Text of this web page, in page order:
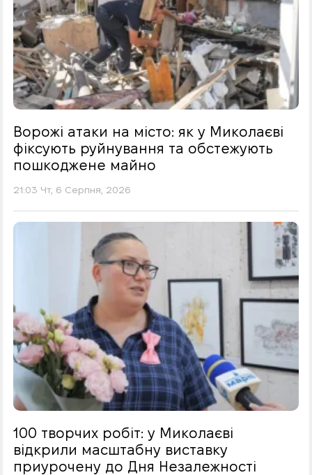
Ворожі атаки на місто: як у Миколаєві
фіксують руйнування та обстежують
пошкоджене майно
21:03 Чт, 6 Серпня, 2026
100 творчих робіт: у Миколаєві
відкрили масштабну виставку
приурочену до Дня Незалежності